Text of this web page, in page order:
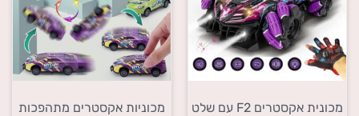
מכונית אקסטרים F2 עם שלט
מכוניות אקסטרים מתהפכות